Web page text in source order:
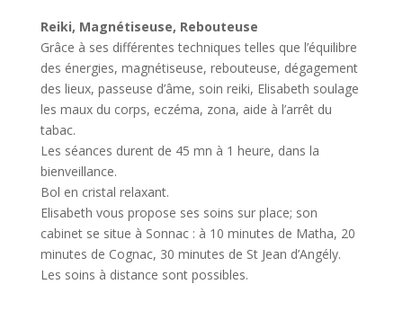
Reiki, Magnétiseuse, Rebouteuse
Grâce à ses différentes techniques telles que l’équilibre
des énergies, magnétiseuse, rebouteuse, dégagement
des lieux, passeuse d’âme, soin reiki, Elisabeth soulage
les maux du corps, eczéma, zona, aide à l’arrêt du
tabac.
Les séances durent de 45 mn à 1 heure, dans la
bienveillance.
Bol en cristal relaxant.
Elisabeth vous propose ses soins sur place; son
cabinet se situe à Sonnac : à 10 minutes de Matha, 20
minutes de Cognac, 30 minutes de St Jean d’Angély.
Les soins à distance sont possibles.